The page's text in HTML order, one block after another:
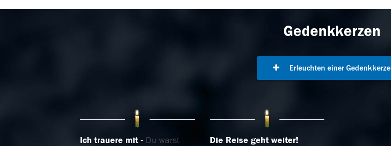
Gedenkkerzen
Erleuchten einer Gedenkkerze
Ich trauere mit
Du warst
Die Reise geht weiter!